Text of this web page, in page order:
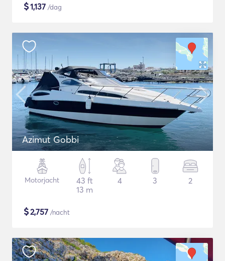
$1,137 /dag
Azimut Gobbi
Motorjacht
43 ft
13 m
4 3 2
$2,757 /nacht